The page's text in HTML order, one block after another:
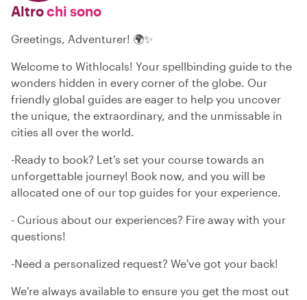
Altrochi sono
Greetings, Adventurer! 🌍✨
Welcome to Withlocals! Your spellbinding guide to the
wonders hidden in every corner of the globe. Our
friendly global guides are eager to help you uncover
the unique, the extraordinary, and the unmissable in
cities all over the world.
-Ready to book? Let's set your course towards an
unforgettable journey! Book now, and you will be
allocated one of our top guides for your experience.
- Curious about our experiences? Fire away with your
questions!
-Need a personalized request? We've got your back!
We're always available to ensure you get the most out